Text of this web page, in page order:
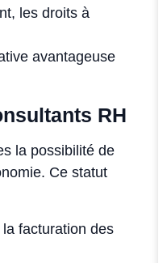
les droits à
avantageuse
RH
la possibilité de
Ce statut
facturation des